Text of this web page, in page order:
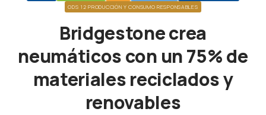
ODS 12 PRODUCCIÓN Y CONSUMO RESPONSABLES
Bridgestone crea
neumáticos con un 75% de
materiales reciclados y
renovables